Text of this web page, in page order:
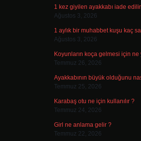
1 kez giyilen ayakkabı iade
Ağustos 3, 2026
1 aylık bir muhabbet kuşu kaç
Ağustos 3, 2026
Koyunların koça gelmesi için ne
Temmuz 26, 2026
Ayakkabının büyük olduğunu
Temmuz 25, 2026
Karabaş otu ne için kullanılır ?
Temmuz 24, 2026
Girl ne anlama gelir ?
Temmuz 22, 2026